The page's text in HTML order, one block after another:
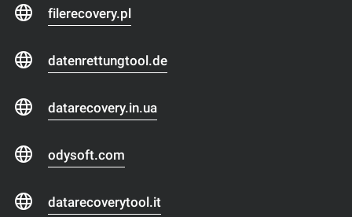
filerecovery.pl
datenrettungtool.de
datarecovery.in.ua
odysoft.com
datarecoverytool.it